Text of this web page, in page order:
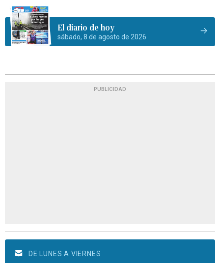
El diario de hoy
sábado, 8 de agosto de 2026
PUBLICIDAD
DE LUNES A VIERNES